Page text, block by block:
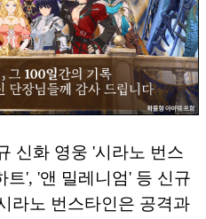
신화 영웅 '시라노 번스
트', '앤 밀레니엄' 등 신규
라노 번스타인은 공격과